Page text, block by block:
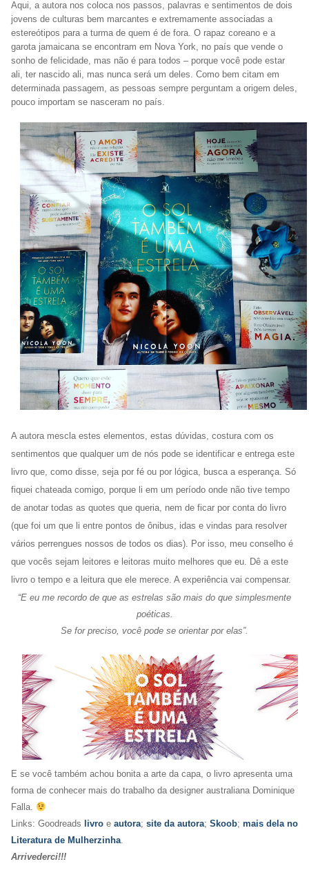
Aqui, a autora nos coloca nos passos, palavras e sentimentos de dois
jovens de culturas bem marcantes e extremamente associadas a
estereótipos para a turma de quem é de fora. O rapaz coreano e a
garota jamaicana se encontram em Nova York, no país que vende o
sonho de felicidade, mas não é para todos – porque você pode estar
ali, ter nascido ali, mas nunca será um deles. Como bem citam em
determinada passagem, as pessoas sempre perguntam a origem deles,
pouco importam se nasceram no país.
A autora mescla estes elementos, estas dúvidas, costura com os
sentimentos que qualquer um de nós pode se identificar e entrega este
livro que, como disse, seja por fé ou por lógica, busca a esperança. Só
fiquei chateada comigo, porque li em um período onde não tive tempo
de anotar todas as quotes que queria, nem de ficar por conta do livro
(que foi um que li entre pontos de ônibus, idas e vindas para resolver
vários perrengues nossos de todos os dias). Por isso, meu conselho é
que vocês sejam leitores e leitoras muito melhores que eu. Dê a este
livro o tempo e a leitura que ele merece. A experiência vai compensar.
“E eu me recordo de que as estrelas são mais do que simplesmente
poéticas.
Se for preciso, você pode se orientar por elas”.
E se você também achou bonita a arte da capa, o livro apresenta uma
forma de conhecer mais do trabalho da designer australiana Dominique
Falla.
Links: Goodreads
livro e autora; site da autora; Skoob; mais dela no
Literatura de Mulherzinha.
Arrivederci!!!